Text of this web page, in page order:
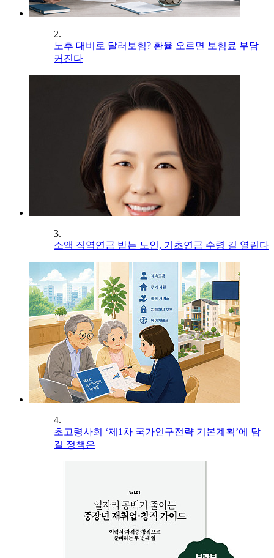
2.
노후 대비로 달러보험? 환율 오르면 보험료 부담
커진다
3.
소액 직역연금 받는 노인, 기초연금 수령 길 열린다
4.
초고령사회 ‘제1차 국가인구전략 기본계획’에 담
길 정책은